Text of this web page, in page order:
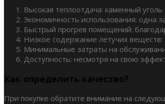
Высокая теплоотдача: каменный
Экономичность использования: одна
Быстрый прогрев помещений:
Низкое содержание летучих
Минимальные затраты на
Доступность: несмотря на свою
Как определить качество?
При покупке обратите внимание на